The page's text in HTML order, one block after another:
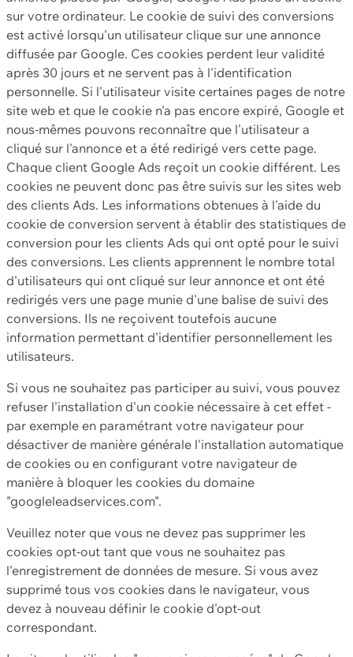
sur votre ordinateur. Le cookie de suivi des conversions
est activé lorsqu'un utilisateur clique sur une annonce
diffusée par Google. Ces cookies perdent leur validité
après 30 jours et ne servent pas à l'identification
personnelle. Si l'utilisateur visite certaines pages de notre
site web et que le cookie n'a pas encore expiré, Google et
nous-mêmes pouvons reconnaître que l'utilisateur a
cliqué sur l'annonce et a été redirigé vers cette page.
Chaque client Google Ads reçoit un cookie différent. Les
cookies ne peuvent donc pas être suivis sur les sites web
des clients Ads. Les informations obtenues à l'aide du
cookie de conversion servent à établir des statistiques de
conversion pour les clients Ads qui ont opté pour le suivi
des conversions. Les clients apprennent le nombre total
d'utilisateurs qui ont cliqué sur leur annonce et ont été
redirigés vers une page munie d'une balise de suivi des
conversions. Ils ne reçoivent toutefois aucune
information permettant d'identifier personnellement les
utilisateurs.
Si vous ne souhaitez pas participer au suivi, vous pouvez
refuser l'installation d'un cookie nécessaire à cet effet -
par exemple en paramétrant votre navigateur pour
désactiver de manière générale l'installation automatique
de cookies ou en configurant votre navigateur de
manière à bloquer les cookies du domaine
"googleleadservices.com".
Veuillez noter que vous ne devez pas supprimer les
cookies opt-out tant que vous ne souhaitez pas
l'enregistrement de données de mesure. Si vous avez
supprimé tous vos cookies dans le navigateur, vous
devez à nouveau définir le cookie d'opt-out
correspondant.